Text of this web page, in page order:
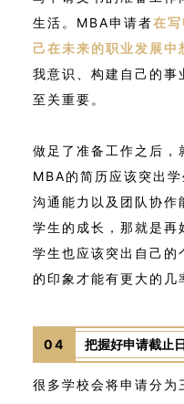
生活。MBA申请者在
己在未来的职业发展中
我意识、构建自己的事
至关重要。
做足了准备工作之后，
MBA的简历应该突出
沟通能力以及团队协作
学生的成长，那就是再
学生也应该突出自己的
的印象才能有更大的几
04 把握好申请截止日
很多学校会将申请分为